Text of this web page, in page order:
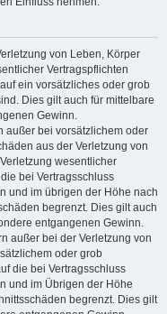
von Leben, Körper
Vertragspflichten
ein vorsätzliches oder grob
Dies gilt auch für mittelbare
Gewinn.
außer bei vorsätzlichem oder
aus der Verletzung von
wesentlicher
bei Vertragsschluss
und im übrigen der Höhe nach
begrenzt. Dies gilt auch
entgangenen Gewinn.
außer bei der Verletzung von
oder grob
die bei Vertragsschluss
und im Übrigen der Höhe
begrenzt. Dies gilt